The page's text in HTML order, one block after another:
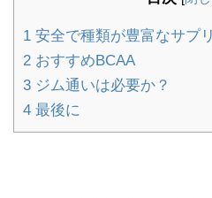
1 安全で種類が豊富なサプ
2 おすすめBCAA
3 ジム通いは必要か？
4 最後に